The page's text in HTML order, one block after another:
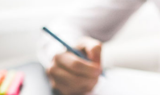
Procuradoria Ver todas